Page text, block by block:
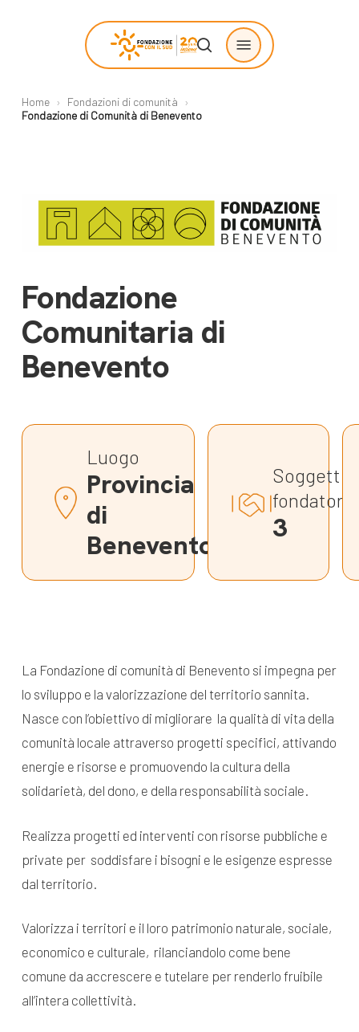
content
search
Menu
Home › Fondazioni di comunità
›
Fondazione di Comunità di Benevento
Fondazione
Comunitaria di
Benevento
Luogo
Provincia
di
Benevento
Soggetti
fondatori
3
La Fondazione di comunità di Benevento si impegna per
lo sviluppo e la valorizzazione del territorio sannita.
Nasce con l’obiettivo di migliorare la qualità di vita della
comunità locale attraverso progetti specifici, attivando
energie e risorse e promuovendo la cultura della
solidarietà, del dono, e della responsabilità sociale.
Realizza progetti ed interventi con risorse pubbliche e
private per soddisfare i bisogni e le esigenze espresse
dal territorio.
Valorizza i territori e il loro patrimonio naturale, sociale,
economico e culturale, rilanciandolo come bene
comune da accrescere e tutelare per renderlo fruibile
all’intera collettività.
Chi siamo
Il nostro modello
La governance
Con i bambini
Bilancio di
missione
News e
appuntamenti
Appuntamenti
cambiamento
Progetti
Racconti
pubblicazioni
Docufilm
Videomagazine